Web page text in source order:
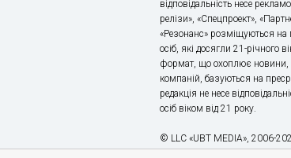
відповідальність несе
релізи», «Спецпроект»,
«Резонанс» розміщуються на
осіб, які досягли 21-річного
формат, що охоплює новини,
компаній, базуються на
редакція не несе
осіб віком від 21 року.
© LLC «UBT MEDIA», 2006-